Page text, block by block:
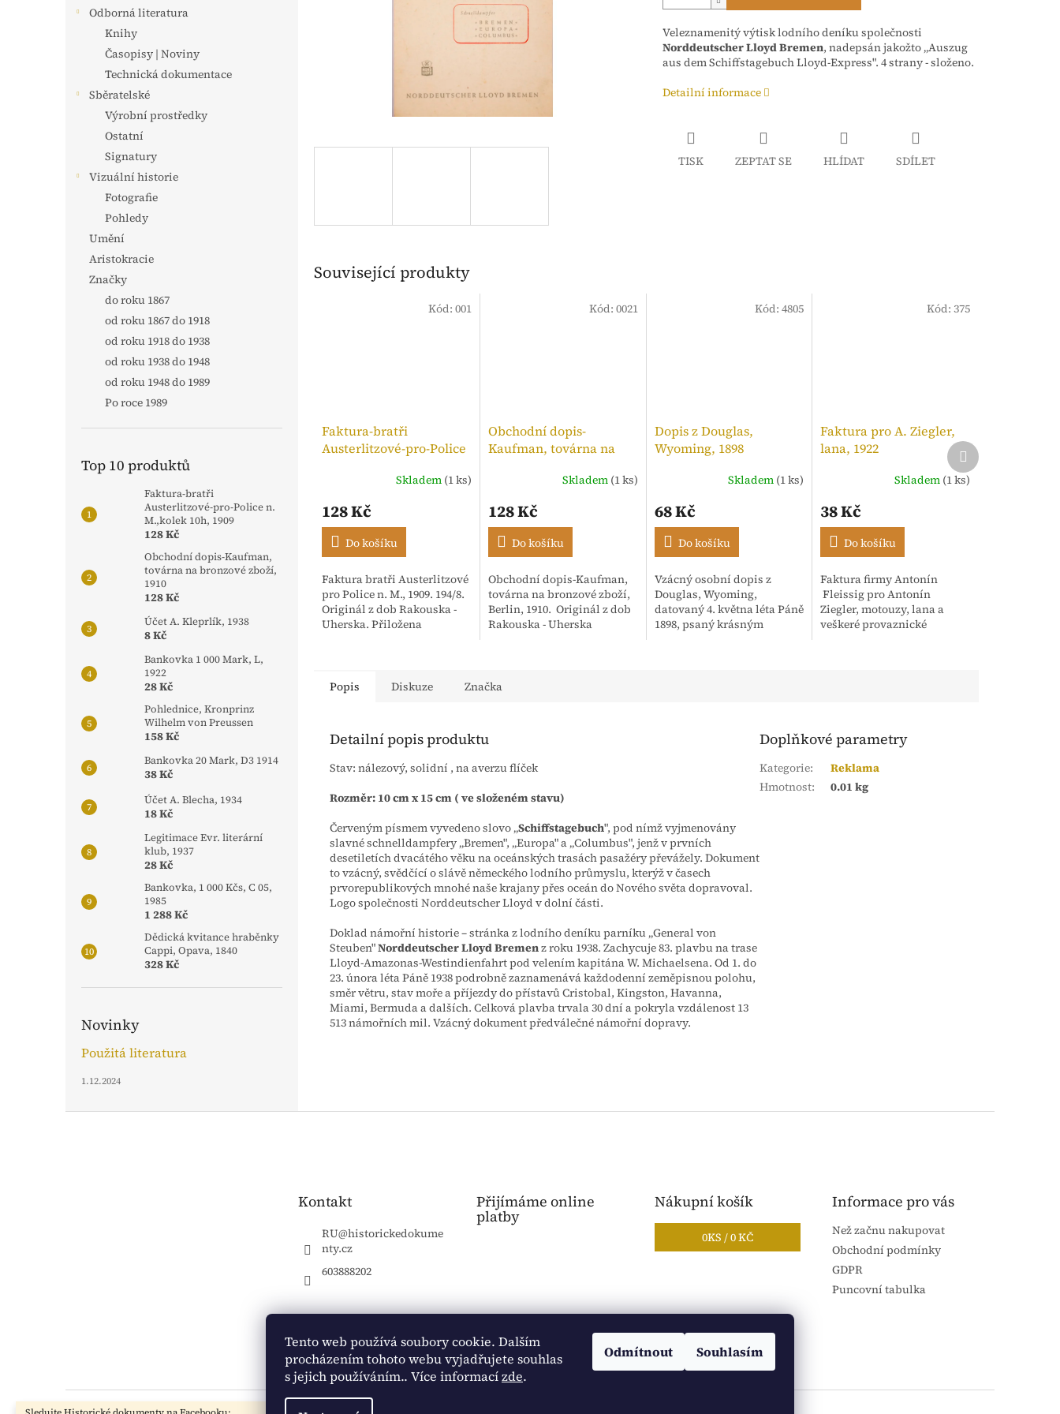
Tento web používá soubory cookie. Dalším
procházením tohoto webu vyjadřujete souhlas
s jejich používáním.. Více informacízde.
Odmítnout Souhlasím
Odborná literatura
Knihy
Časopisy | Noviny
Technická dokumentace
Sběratelské
Výrobní prostředky
Ostatní
Signatury
Vizuální historie
Fotografie
Pohledy
Umění
Aristokracie
Značky
do roku 1867
od roku 1867 do 1918
od roku 1918 do 1938
od roku 1938 do 1948
od roku 1948 do 1989
Po roce 1989
Top 10 produktů
Faktura-bratři
Austerlitzové-pro-Police n.
M.,kolek 10h, 1909
128 Kč
Obchodní dopis-Kaufman,
továrna na bronzové zboží,
1910
128 Kč
Účet A. Kleprlík, 1938
8 Kč
Bankovka 1 000 Mark, L,
1922
28 Kč
Pohlednice, Kronprinz
Wilhelm von Preussen
158 Kč
Bankovka 20 Mark, D3 1914
38 Kč
Účet A. Blecha, 1934
18 Kč
Legitimace Evr. literární
klub, 1937
28 Kč
Bankovka, 1 000 Kčs, C 05,
1985
1 288 Kč
Dědická kvitance hraběnky
Cappi, Opava, 1840
328 Kč
Novinky
Použitá literatura
1.12.2024
Veleznamenitý výtisk lodního deníku společnosti
Norddeutscher Lloyd Bremen, nadepsán jakožto „Auszug
aus dem Schiffstagebuch Lloyd-Express". 4 strany - složeno.
Detailní informace
TISK ZEPTAT SE HLÍDAT SDÍLET
Související produkty
Faktura-bratři
Austerlitzové-pro-Police
Skladem (1 ks)
128 Kč
Do košíku
Faktura bratři Austerlitzové
pro Police n. M., 1909. 194/8.
Originál z dob Rakouska -
Uherska. Přiložena
Kód: 001
Obchodní dopis-
Kaufman, továrna na
Skladem (1 ks)
128 Kč
Do košíku
Obchodní dopis-Kaufman,
továrna na bronzové zboží,
Berlin, 1910. Originál z dob
Rakouska - Uherska
Kód: 0021
Dopis z Douglas,
Wyoming, 1898
produktu
je
5,0
z
5
hvězdiček.
Skladem (1 ks)
68 Kč
Do košíku
Vzácný osobní dopis z
Douglas, Wyoming,
datovaný 4. května léta Páně
1898, psaný krásným
Kód:4805
Faktura pro A. Ziegler,
lana, 1922
Skladem (1 ks)
38 Kč
Do košíku
Faktura firmy Antonín
Fleissig pro Antonín
Ziegler, motouzy, lana a
veškeré provaznické
Kód: 375
Další
produkt
Popis Diskuze Značka
Detailní popis produktu
Stav: nálezový, solidní , na averzu flíček
Rozměr: 10 cm x 15 cm ( ve složeném stavu)
Červeným písmem vyvedeno slovo „Schiffstagebuch", pod nímž vyjmenovány
slavné schnelldampfery „Bremen", „Europa" a „Columbus", jenž v prvních
desetiletích dvacátého věku na oceánských trasách pasažéry převážely. Dokument
to vzácný, svědčící o slávě německého lodního průmyslu, kterýž v časech
prvorepublikových mnohé naše krajany přes oceán do Nového světa dopravoval.
Logo společnosti Norddeutscher Lloyd v dolní části.
Doklad námořní historie – stránka z lodního deníku parníku „General von
Steuben"Norddeutscher Lloyd Bremenz roku 1938. Zachycuje 83. plavbu na trase
Lloyd-Amazonas-Westindienfahrt pod velením kapitána W. Michaelsena. Od 1. do
23. února léta Páně 1938 podrobně zaznamenává každodenní zeměpisnou polohu,
směr větru, stav moře a příjezdy do přístavů Cristobal, Kingston, Havanna,
Miami, Bermuda a dalších. Celková plavba trvala 30 dní a pokryla vzdálenost 13
513 námořních mil. Vzácný dokument předválečné námořní dopravy.
Doplňkové parametry
Kategorie:
Reklama
Hmotnost: 0.01 kg
Kontakt
RU@historickedokume
nty.cz
603888202
Přijímáme online
platby
Nákupní košík
0KS /0 KČ
Informace pro vás
Než začnu nakupovat
Obchodní podmínky
GDPR
Puncovní tabulka
Blog Sportantique.cz Sportovní sbírky